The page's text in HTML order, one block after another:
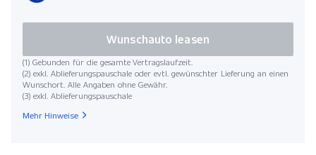
(1) Gebunden für die gesamte Vertragslaufzeit.
(2) exkl. Ablieferungspauschale oder evtl. gewünschter Lieferung an einen
Wunschort. Alle Angaben ohne Gewähr.
(3) exkl. Ablieferungspauschale
Wunschauto leasen
Mehr Hinweise